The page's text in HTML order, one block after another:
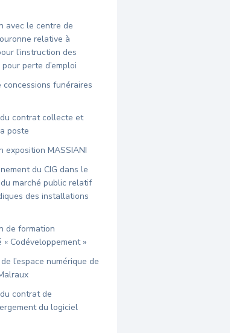
avec le centre de
relative à
l’instruction des
perte d’emploi
concessions funéraires
contrat collecte et
poste
exposition MASSIANI
du CIG dans le
marché public relatif
des installations
de formation
Codéveloppement »
l’espace numérique de
contrat de
du logiciel